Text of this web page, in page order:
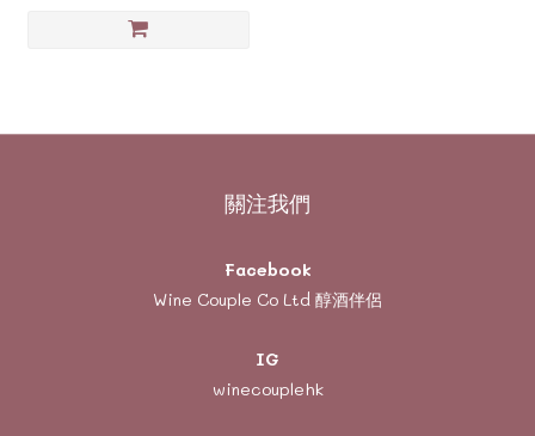
關注我們
Facebook
Wine Couple Co Ltd 醇酒伴侶
IG
winecouplehk